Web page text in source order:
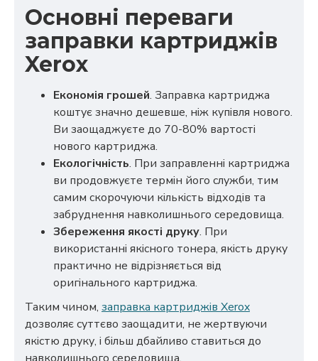
Основні переваги
заправки картриджів
Xerox
Економія грошей. Заправка картриджа
коштує значно дешевше, ніж купівля нового.
Ви заощаджуєте до 70-80% вартості
нового картриджа.
Екологічність. При заправленні картриджа
ви продовжуєте термін його служби, тим
самим скорочуючи кількість відходів та
забруднення навколишнього середовища.
Збереження якості друку. При
використанні якісного тонера, якість друку
практично не відрізняється від
оригінального картриджа.
Таким чином, заправка картриджів Xerox
дозволяє суттєво заощадити, не жертвуючи
якістю друку, і більш дбайливо ставиться до